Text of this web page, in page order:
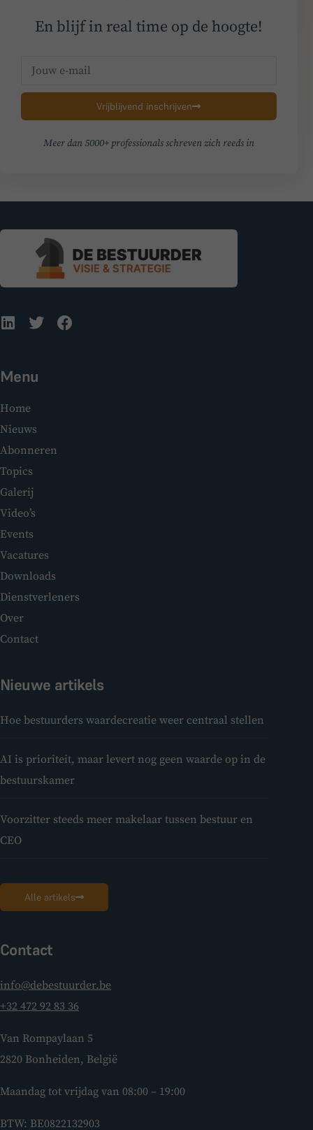
En blijf in real time op de hoogte!
Vrijblijvend inschrijven
Meer dan 5000+ professionals schreven zich reeds in
Menu
Home
Nieuws
Abonneren
Topics
Galerij
Video’s
Events
Vacatures
Downloads
Dienstverleners
Over
Contact
Nieuwe artikels
Hoe bestuurders waardecreatie weer centraal stellen
AI is prioriteit, maar levert nog geen waarde op in de
bestuurskamer
Voorzitter steeds meer makelaar tussen bestuur en
CEO
Alle artikels
Contact
info@debestuurder.be
+32 472 92 83 36
Van Rompaylaan 5
2820 Bonheiden, België
Maandag tot vrijdag van 08:00 – 19:00
BTW: BE0822132903